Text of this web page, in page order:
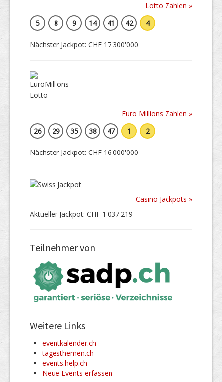
Lotto Zahlen »
5
8 9 14 41 42 4
Nächster Jackpot: CHF 17'300'000
Euro Millions Zahlen »
26
29 35 38 47 1 2
Nächster Jackpot: CHF 16'000'000
Casino Jackpots »
Aktueller Jackpot: CHF 1'037'219
Teilnehmer von
Weitere Links
eventkalender.ch
tagesthemen.ch
events.help.ch
Neue Events erfassen